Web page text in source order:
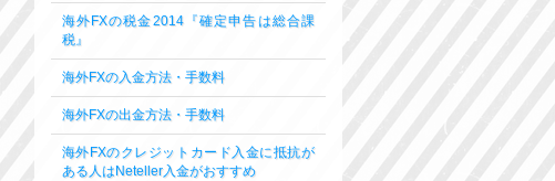
海外FXの税金2014『確定申告は総合課
税』
海外FXの入金方法・手数料
海外FXの出金方法・手数料
海外FXのクレジットカード入金に抵抗が
ある人はNeteller入金がおすすめ